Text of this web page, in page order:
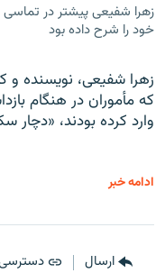
زهرا شفیعی پیشتر در تماسی
خود را شرح داده بود
زهرا شفیعی، نویسنده و
وارد کرده بودند،
ادامه خبر
ارسال